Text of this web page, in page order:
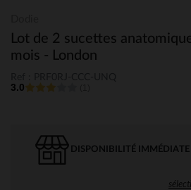
Lot de 2 sucettes
mois - London
3.0
DISPONIBILITÉ IMMÉDIATE